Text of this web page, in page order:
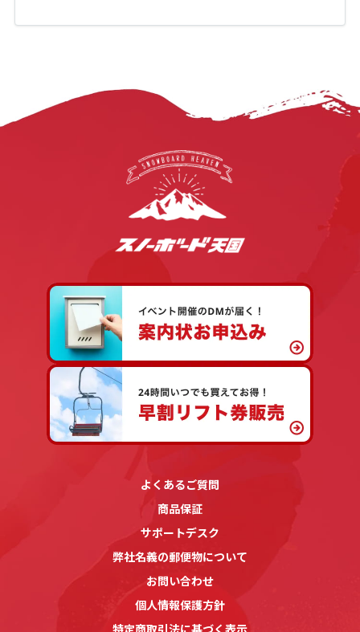
よくあるご質問
商品保証
サポートデスク
弊社名義の郵便物について
お問い合わせ
個人情報保護方針
特定商取引法に基づく表示